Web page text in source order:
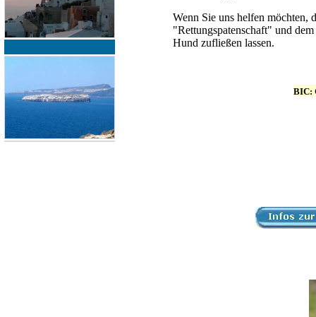
Wenn Sie uns helfen möchten,
"Rettungspatenschaft" und
Hund zufließen lassen.
BIC: